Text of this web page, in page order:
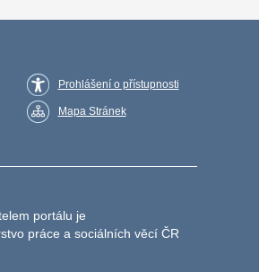
Prohlášení o přístupnosti
Mapa Stránek
portálu je
práce a sociálních věcí ČR